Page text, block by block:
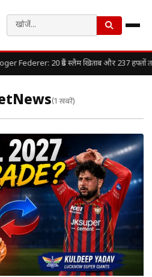
Federer: 20 ग्रैंड स्लैम खिताब और 237
(1 खबरें)